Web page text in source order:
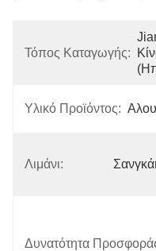
Τόπος Καταγωγής:
Υλικό Προϊόντος:
Λιμάνι:
Δυνατότητα